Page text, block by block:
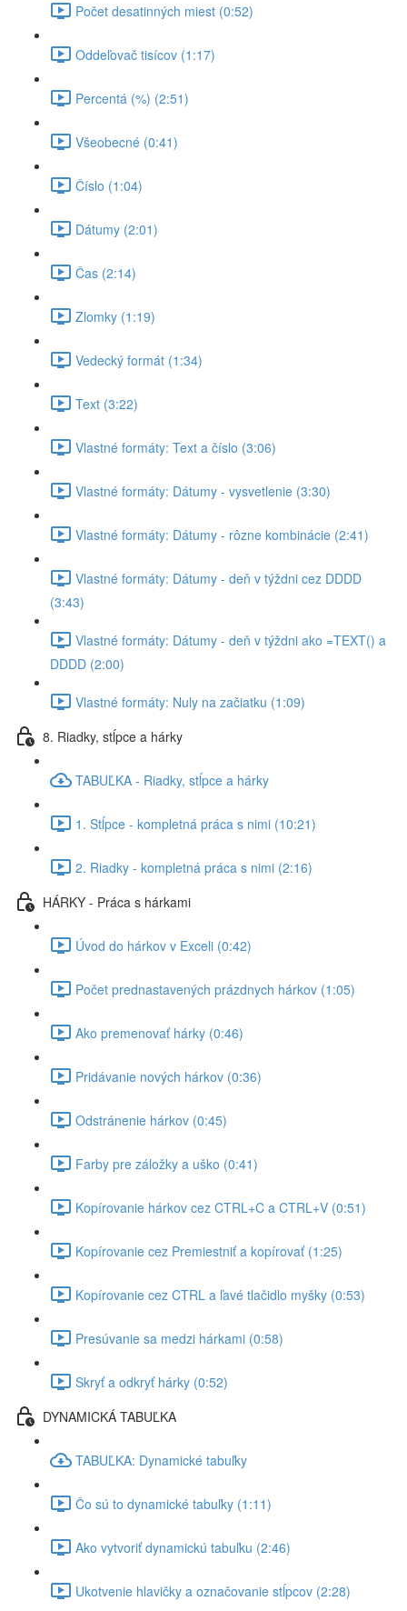
Počet desatinných miest (0:52)
Oddeľovač tisícov (1:17)
Percentá (%) (2:51)
Všeobecné (0:41)
Číslo (1:04)
Dátumy (2:01)
Čas (2:14)
Zlomky (1:19)
Vedecký formát (1:34)
Text (3:22)
Vlastné formáty: Text a číslo (3:06)
Vlastné formáty: Dátumy - vysvetlenie (3:30)
Vlastné formáty: Dátumy - rôzne kombinácie (2:41)
Vlastné formáty: Dátumy - deň v týždni cez DDDD
(3:43)
Vlastné formáty: Dátumy - deň v týždni ako =TEXT() a
DDDD (2:00)
Vlastné formáty: Nuly na začiatku (1:09)
8. Riadky, stĺpce a hárky
TABUĽKA - Riadky, stĺpce a hárky
1. Stĺpce - kompletná práca s nimi (10:21)
2. Riadky - kompletná práca s nimi (2:16)
HÁRKY - Práca s hárkami
Úvod do hárkov v Exceli (0:42)
Počet prednastavených prázdnych hárkov (1:05)
Ako premenovať hárky (0:46)
Pridávanie nových hárkov (0:36)
Odstránenie hárkov (0:45)
Farby pre záložky a uško (0:41)
Kopírovanie hárkov cez CTRL+C a CTRL+V (0:51)
Kopírovanie cez Premiestniť a kopírovať (1:25)
Kopírovanie cez CTRL a ľavé tlačidlo myšky (0:53)
Presúvanie sa medzi hárkami (0:58)
Skryť a odkryť hárky (0:52)
DYNAMICKÁ TABUĽKA
TABUĽKA: Dynamické tabuľky
Čo sú to dynamické tabuľky (1:11)
Ako vytvoriť dynamickú tabuľku (2:46)
Ukotvenie hlavičky a označovanie stĺpcov (2:28)